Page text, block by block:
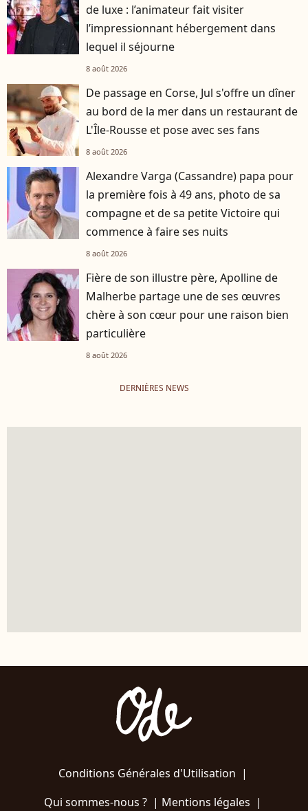
de luxe : l’animateur fait visiter
l’impressionnant hébergement dans
lequel il séjourne
8 août 2026
De passage en Corse, Jul s'offre un dîner
au bord de la mer dans un restaurant de
L'Île-Rousse et pose avec ses fans
8 août 2026
Alexandre Varga (Cassandre) papa pour
la première fois à 49 ans, photo de sa
compagne et de sa petite Victoire qui
commence à faire ses nuits
8 août 2026
Fière de son illustre père, Apolline de
Malherbe partage une de ses œuvres
chère à son cœur pour une raison bien
particulière
8 août 2026
DERNIÈRES NEWS
Conditions Générales d'Utilisation |
Qui sommes-nous ?| Mentions légales |